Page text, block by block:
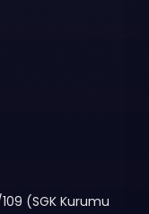
(SGK Kurumu